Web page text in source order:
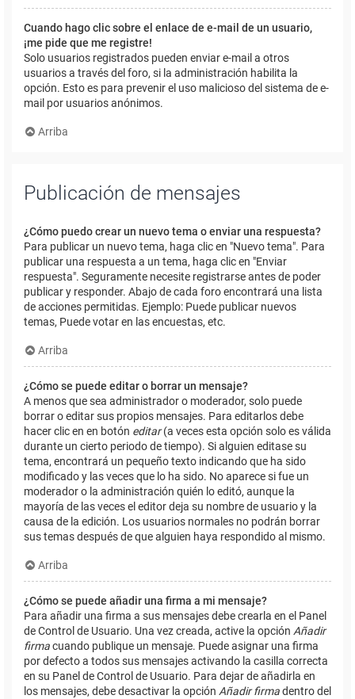
Cuando hago clic sobre el enlace de e-mail de un usuario,
¡me pide que me registre!
Solo usuarios registrados pueden enviar e-mail a otros
usuarios a través del foro, si la administración habilita la
opción. Esto es para prevenir el uso malicioso del sistema de e-
mail por usuarios anónimos.
Arriba
Publicación de mensajes
¿Cómo puedo crear un nuevo tema o enviar una respuesta?
Para publicar un nuevo tema, haga clic en "Nuevo tema". Para
publicar una respuesta a un tema, haga clic en "Enviar
respuesta". Seguramente necesite registrarse antes de poder
publicar y responder. Abajo de cada foro encontrará una lista
de acciones permitidas. Ejemplo: Puede publicar nuevos
temas, Puede votar en las encuestas, etc.
Arriba
¿Cómo se puede editar o borrar un mensaje?
A menos que sea administrador o moderador, solo puede
borrar o editar sus propios mensajes. Para editarlos debe
hacer clic en en botón editar(a veces esta opción solo es válida
durante un cierto periodo de tiempo). Si alguien editase su
tema, encontrará un pequeño texto indicando que ha sido
modificado y las veces que lo ha sido. No aparece si fue un
moderador o la administración quién lo editó, aunque la
mayoría de las veces el editor deja su nombre de usuario y la
causa de la edición. Los usuarios normales no podrán borrar
sus temas después de que alguien haya respondido al mismo.
Arriba
¿Cómo se puede añadir una firma a mi mensaje?
Para añadir una firma a sus mensajes debe crearla en el Panel
de Control de Usuario. Una vez creada, active la opción Añadir
firmacuando publique un mensaje. Puede asignar una firma
por defecto a todos sus mensajes activando la casilla correcta
en su Panel de Control de Usuario. Para dejar de añadirla en
los mensajes, debe desactivar la opción Añadir firmadentro del